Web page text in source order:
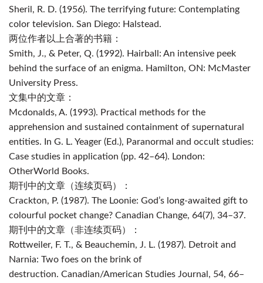
Sheril, R. D. (1956). The terrifying future: Contemplating
color television. San Diego: Halstead.
两位作者以上合著的书籍：
Smith, J., & Peter, Q. (1992). Hairball: An intensive peek
behind the surface of an enigma. Hamilton, ON: McMaster
University Press.
文集中的文章：
Mcdonalds, A. (1993). Practical methods for the
apprehension and sustained containment of supernatural
entities. In G. L. Yeager (Ed.), Paranormal and occult studies:
Case studies in application (pp. 42–64). London:
OtherWorld Books.
期刊中的文章（连续页码）：
Crackton, P. (1987). The Loonie: God’s long-awaited gift to
colourful pocket change? Canadian Change, 64(7), 34–37.
期刊中的文章（非连续页码）：
Rottweiler, F. T., & Beauchemin, J. L. (1987). Detroit and
Narnia: Two foes on the brink of
destruction. Canadian/American Studies Journal, 54, 66–